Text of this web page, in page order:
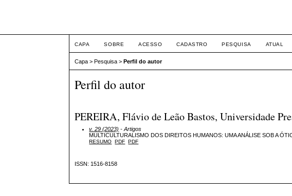
CAPA SOBRE ACESSO CADASTRO PESQUISA ATUAL
Capa >Pesquisa >Perfil do autor
Perfil do autor
PEREIRA, Flávio de Leão Bastos, Universidade
v. 29 (2023) - Artigos
MULTICULTURALISMO DOS DIREITOS HUMANOS: UMA ANÁLISE SOB A
RESUMO PDF PDF
ISSN: 1516-8158